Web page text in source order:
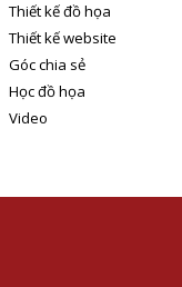
Thiết kế đồ họa
Thiết kế website
Góc chia sẻ
Học đồ họa
Video